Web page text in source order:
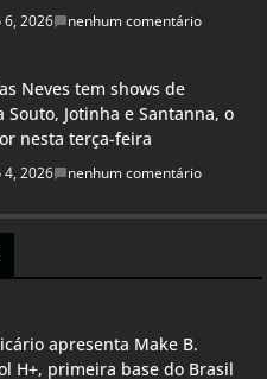
6, 2026 nenhum comentário
Neves tem shows de
Souto, Jotinha e Santanna, o
nesta terça-feira
4, 2026 nenhum comentário
apresenta Make B.
H+, primeira base do Brasil